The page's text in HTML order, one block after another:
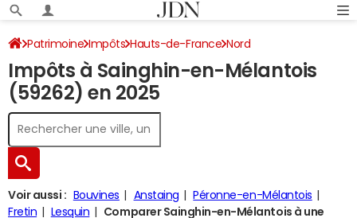
Patrimoine Impôts Hauts-de-France Nord
Sainghin-en-Mélantois Impôt sur le revenu
Impôts à Sainghin-en-Mélantois
(59262) en 2025
Voir aussi : Bouvines Anstaing
Péronne-en-Mélantois
Fretin
Lesquin
Comparer Sainghin-en-Mélantois à une